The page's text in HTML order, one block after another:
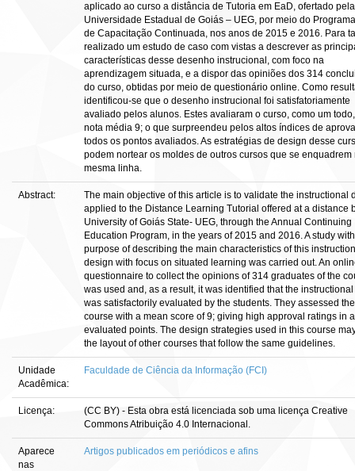
aplicado ao curso a distância de Tutoria em EaD, ofertado pela
Universidade Estadual de Goiás – UEG, por meio do
de Capacitação Continuada, nos anos de 2015 e 2016. Para
realizado um estudo de caso com vistas a descrever as
características desse desenho instrucional, com foco na
aprendizagem situada, e a dispor das opiniões dos 314
do curso, obtidas por meio de questionário online. Como
identificou-se que o desenho instrucional foi satisfatoriamente
avaliado pelos alunos. Estes avaliaram o curso, como um
nota média 9; o que surpreendeu pelos altos índices de
todos os pontos avaliados. As estratégias de design desse
podem nortear os moldes de outros cursos que se enquadrem
mesma linha.
Abstract:
The main objective of this article is to validate the instructional
applied to the Distance Learning Tutorial offered at a distance
University of Goiás State- UEG, through the Annual Continuing
Education Program, in the years of 2015 and 2016. A study
purpose of describing the main characteristics of this
design with focus on situated learning was carried out. An
questionnaire to collect the opinions of 314 graduates of the
was used and, as a result, it was identified that the
was satisfactorily evaluated by the students. They assessed
course with a mean score of 9; giving high approval ratings in
evaluated points. The design strategies used in this course
the layout of other courses that follow the same guidelines.
Unidade
Acadêmica:
Faculdade de Ciência da Informação (FCI)
Licença:
(CC BY) - Esta obra está licenciada sob uma licença Creative
Commons Atribuição 4.0 Internacional.
Aparece
nas
Artigos publicados em periódicos e afins